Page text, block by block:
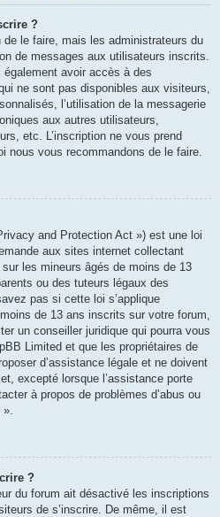
?
de le faire, mais les administrateurs du
de messages aux utilisateurs inscrits.
avoir accès à des
ne sont pas disponibles aux visiteurs,
l’utilisation de la messagerie
aux autres utilisateurs,
etc. L’inscription ne vous prend
nous vous recommandons de le faire.
and Protection Act ») est une loi
aux sites internet collectant
les mineurs âgés de moins de 13
ou des tuteurs légaux des
pas si cette loi s’applique
de 13 ans inscrits sur votre forum,
un conseiller juridique qui pourra vous
Limited et que les propriétaires de
d’assistance légale et ne doivent
excepté lorsque l’assistance porte
à propos de problèmes d’abus ou
».
?
du forum ait désactivé les inscriptions
de s’inscrire. De même, il est